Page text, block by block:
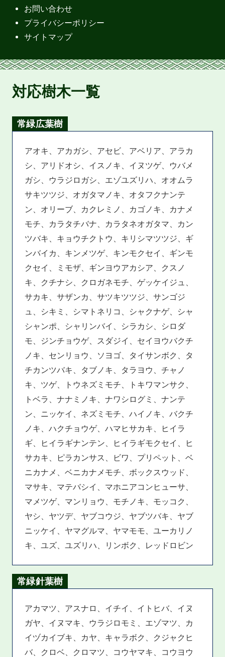
お問い合わせ
プライバシーポリシー
サイトマップ
対応樹木一覧
常緑広葉樹
アオキ、アカガシ、アセビ、アベリア、アラカ
シ、アリドオシ、イスノキ、イヌツゲ、ウバメ
ガシ、ウラジロガシ、エゾユズリハ、オオムラ
サキツツジ、オガタマノキ、オタフクナンテ
ン、オリーブ、カクレミノ、カゴノキ、カナメ
モチ、カラタチバナ、カラタネオガタマ、カン
ツバキ、キョウチクトウ、キリシマツツジ、ギ
ンバイカ、キンメツゲ、キンモクセイ、ギンモ
クセイ、ミモザ、ギンヨウアカシア、クスノ
キ、クチナシ、クロガネモチ、ゲッケイジュ、
サカキ、サザンカ、サツキツツジ、サンゴジ
ュ、シキミ、シマトネリコ、シャクナゲ、シャ
シャンポ、シャリンバイ、シラカシ、シロダ
モ、ジンチョウゲ、スダジイ、セイヨウバクチ
ノキ、センリョウ、ソヨゴ、タイサンボク、タ
チカンツバキ、タブノキ、タラヨウ、チャノ
キ、ツゲ、トウネズミモチ、トキワマンサク、
トベラ、ナナミノキ、ナワシログミ、ナンテ
ン、ニッケイ、ネズミモチ、ハイノキ、バクチ
ノキ、ハクチョウゲ、ハマヒサカキ、ヒイラ
ギ、ヒイラギナンテン、ヒイラギモクセイ、ヒ
サカキ、ピラカンサス、ビワ、プリペット、ベ
ニカナメ、ベニカナメモチ、ボックスウッド、
マサキ、マテバシイ、マホニアコンヒューサ、
マメツゲ、マンリョウ、モチノキ、モッコク、
ヤシ、ヤツデ、ヤブコウジ、ヤブツバキ、ヤブ
ニッケイ、ヤマグルマ、ヤマモモ、ユーカリノ
キ、ユズ、ユズリハ、リンボク、レッドロビン
常緑針葉樹
アカマツ、アスナロ、イチイ、イトヒバ、イヌ
ガヤ、イヌマキ、ウラジロモミ、エゾマツ、カ
イヅカイブキ、カヤ、キャラボク、クジャクヒ
バ、クロベ、クロマツ、コウヤマキ、コウヨウ